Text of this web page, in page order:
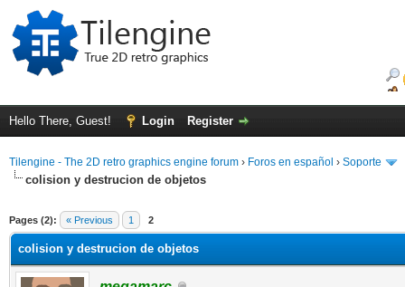
Hello There, Guest! Login Register
Tilengine - The 2D retro graphics engine forum › Foros en español › Soporte
colision y destrucion de objetos
Pages (2): « Previous 1 2
colision y destrucion de objetos